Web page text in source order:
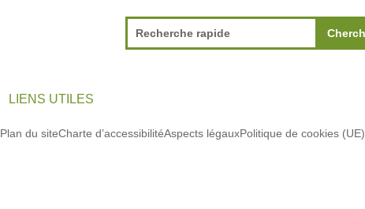
LIENS UTILES
Plan du siteCharte d’accessibilitéAspects légauxPolitique de cookies (UE)